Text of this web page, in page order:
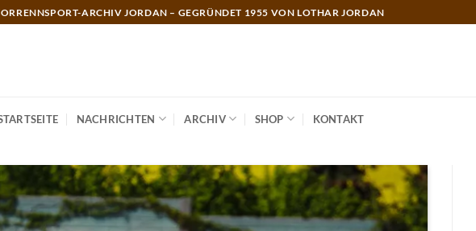
ARCHIV JORDAN – GEGRÜNDET 1955 VON LOTHAR JORDAN
NACHRICHTEN ARCHIV SHOP KONTAKT